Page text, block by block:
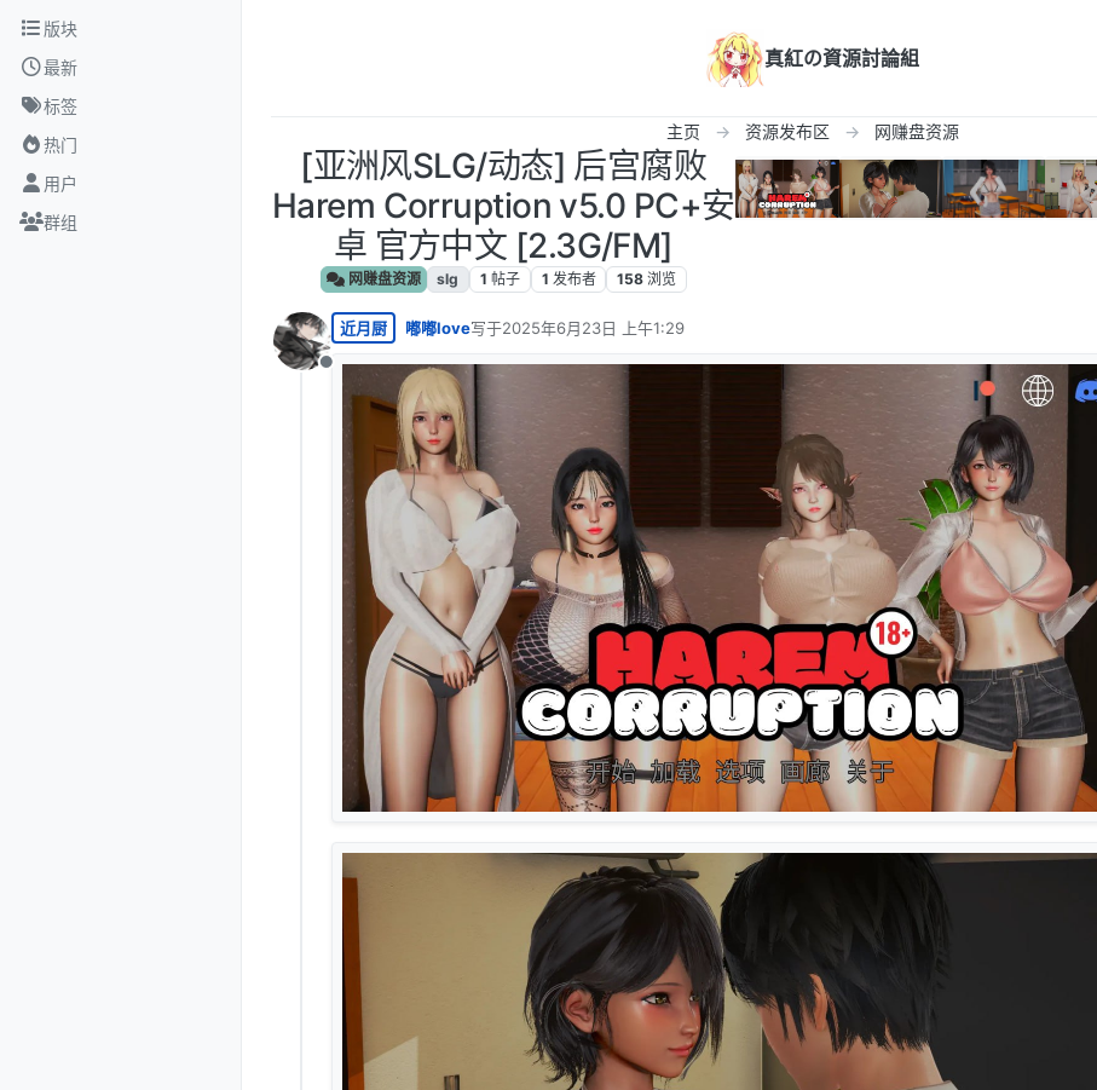
跳转至内容
版块
最新
标签
热门
用户
群组
真紅の資源討論組
主页 资源发布区 网赚盘资源
[亚洲风SLG/动态] 后宫腐败
Harem Corruption v5.0 PC+安
卓 官方中文 [2.3G/FM]
网赚盘资源 slg 1 帖子 1 发布者 158 浏览
离线
近月厨 嘟嘟love写于2025年6月23日 上午1:29
最后由 编辑